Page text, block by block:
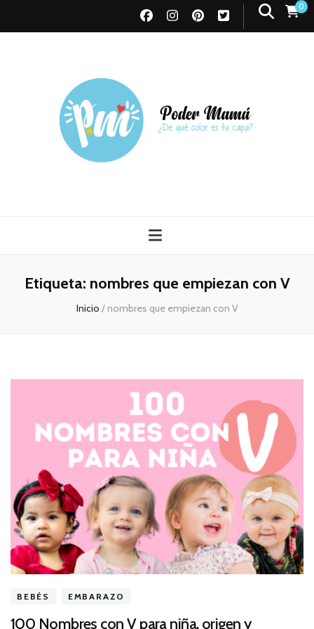
0
Etiqueta: nombres que empiezan con V
Inicio / nombres que empiezan con V
BEBÉS EMBARAZO
100 Nombres con V para niña, origen y